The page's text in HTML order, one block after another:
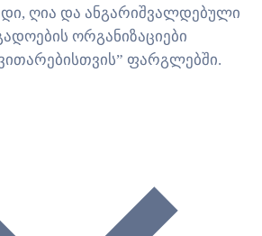
ღია და ანგარიშვალდებული
ორგანიზაციები
ფარგლებში.